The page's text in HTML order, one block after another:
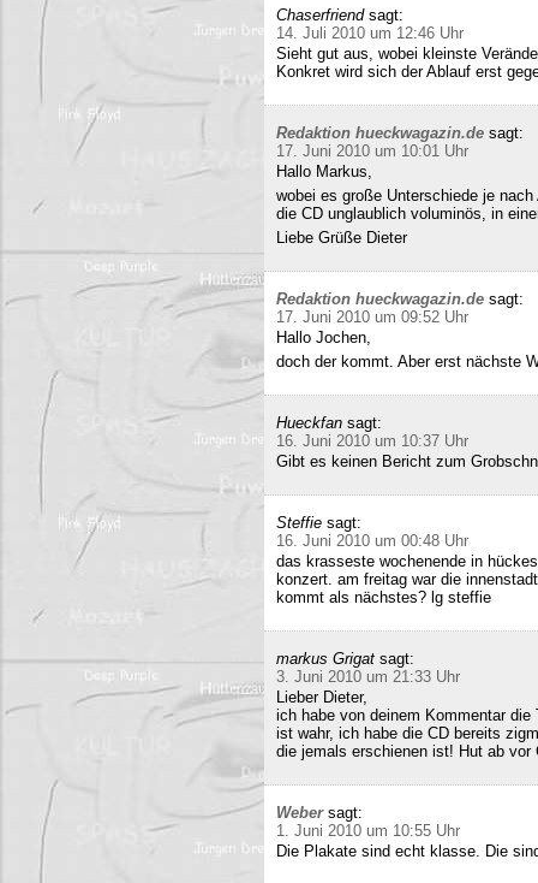
Chaserfriend sagt:
14. Juli 2010 um 12:46 Uhr
Sieht gut aus, wobei kleinste
Konkret wird sich der Ablauf erst
Redaktion hueckwagazin.de sagt:
17. Juni 2010 um 10:01 Uhr
Hallo Markus,
wobei es große Unterschiede je
die CD unglaublich voluminös, in
Liebe Grüße Dieter
Redaktion hueckwagazin.de sagt:
17. Juni 2010 um 09:52 Uhr
Hallo Jochen,
doch der kommt. Aber erst nächste
Hueckfan sagt:
16. Juni 2010 um 10:37 Uhr
Gibt es keinen Bericht zum
Steffie sagt:
16. Juni 2010 um 00:48 Uhr
das krasseste wochenende in
konzert. am freitag war die
kommt als nächstes? lg steffie
markus Grigat sagt:
3. Juni 2010 um 21:33 Uhr
Lieber Dieter,
ich habe von deinem Kommentar
ist wahr, ich habe die CD bereits
die jemals erschienen ist! Hut ab vor
Weber sagt:
1. Juni 2010 um 10:55 Uhr
Die Plakate sind echt klasse. Die